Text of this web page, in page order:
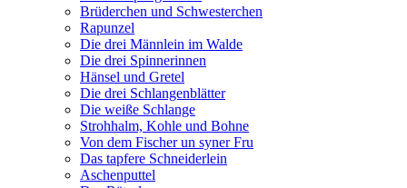
Brüderchen und Schwesterchen
Rapunzel
Die drei Männlein im Walde
Die drei Spinnerinnen
Hänsel und Gretel
Die drei Schlangenblätter
Die weiße Schlange
Strohhalm, Kohle und Bohne
Von dem Fischer un syner Fru
Das tapfere Schneiderlein
Aschenputtel